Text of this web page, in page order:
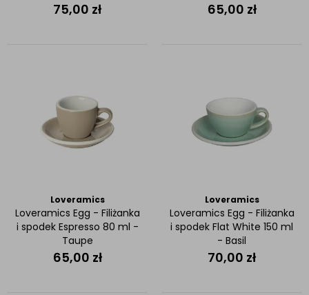
75,00 zł 65,00 zł
Loveramics
Loveramics Egg - Filiżanka
i spodek Espresso 80 ml -
Taupe
65,00 zł
Loveramics
Loveramics Egg - Filiżanka
i spodek Flat White 150 ml
- Basil
70,00 zł